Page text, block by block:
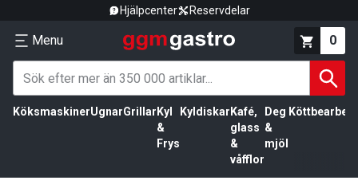
Hjälpcenter Reservdelar
Menu 0
KöksmaskinerUgnarGrillar Kyl
&
Frys
Kyldiskar Kafé,
glass
&
våfflor
Deg
&
mjöl